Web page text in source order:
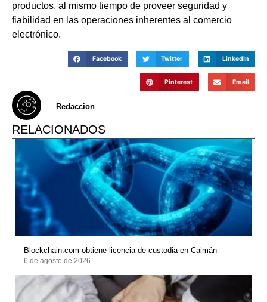
productos, al mismo tiempo de proveer seguridad y
fiabilidad en las operaciones inherentes al comercio
electrónico.
Facebook Twitter LinkedIn
Pinterest Email
Redaccion
RELACIONADOS
Blockchain.com obtiene licencia de custodia en Caimán
6 de agosto de 2026